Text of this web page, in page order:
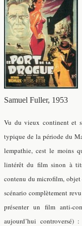
Samuel Fuller, 1953
Vu du vieux continent et
typique de la période du
lempathie, cest le moins
lintérêt du film sinon à
contenu du microfilm,
scénario complètement
présenter un film anti-
aujourd’hui controversé)